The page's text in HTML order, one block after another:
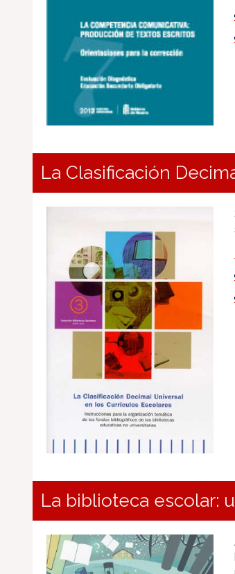
La Clasificación
La biblioteca escolar: